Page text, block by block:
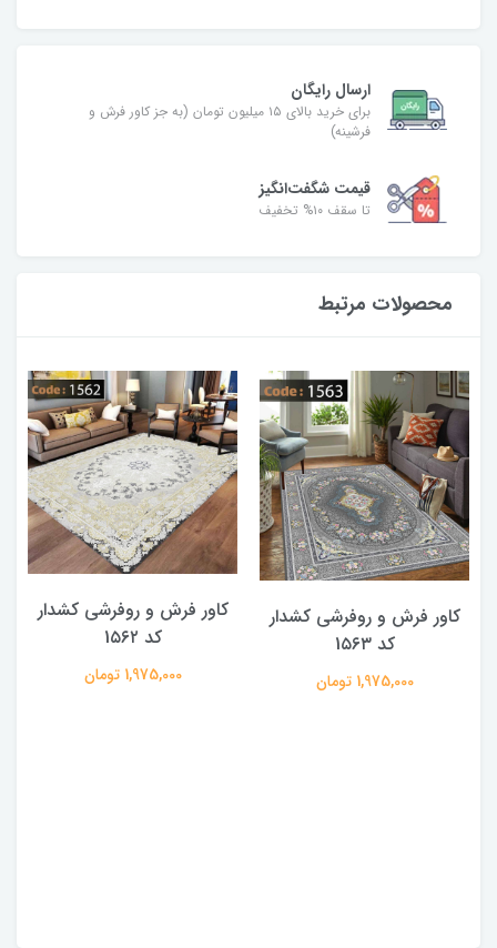
ارسال رایگان
برای خرید بالای ۱۵ میلیون تومان (به جز کاور فرش و
فرشینه)
قیمت شگفت‌انگیز
تا سقف ۱۰% تخفیف
محصولات مرتبط
کاور فرش و روفرشی کشدار
کد 1۵۶۳
1,975,000 تومان
کاور فرش و روفرشی کشدار
کد 1۵۶۲
1,975,000 تومان